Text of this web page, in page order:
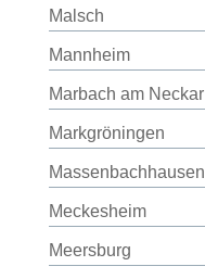
Malsch
Mannheim
Marbach am Neckar
Markgröningen
Massenbachhausen
Meckesheim
Meersburg